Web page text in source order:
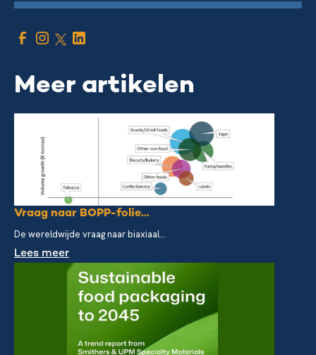
Meer artikelen
Vraag naar BOPP-folie...
De wereldwijde vraag naar biaxiaal...
Lees meer